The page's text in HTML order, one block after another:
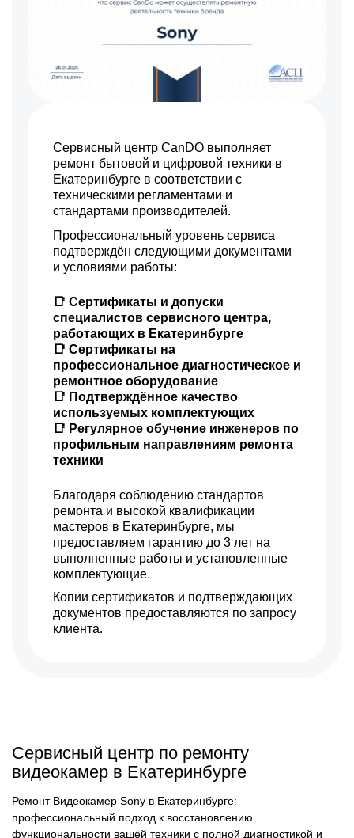
Сервисный центр CanDO выполняет
ремонт бытовой и цифровой техники в
Екатеринбурге в соответствии с
техническими регламентами и
стандартами производителей.
Профессиональный уровень сервиса
подтверждён следующими документами
и условиями работы:
📑 Сертификаты и допуски
специалистов сервисного центра,
работающих в Екатеринбурге
📑 Сертификаты на
профессиональное диагностическое и
ремонтное оборудование
📑 Подтверждённое качество
используемых комплектующих
📑 Регулярное обучение инженеров по
профильным направлениям ремонта
техники
Благодаря соблюдению стандартов
ремонта и высокой квалификации
мастеров в Екатеринбурге, мы
предоставляем гарантию до 3 лет на
выполненные работы и установленные
комплектующие.
Копии сертификатов и подтверждающих
документов предоставляются по запросу
клиента.
Сервисный центр по ремонту
видеокамер в Екатеринбурге
Ремонт Видеокамер Sony в Екатеринбурге:
профессиональный подход к восстановлению
функциональности вашей техники с полной диагностикой и